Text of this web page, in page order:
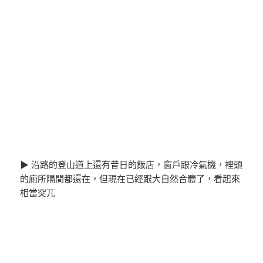
▶ 沿路的登山道上還有昔日的飯店，窗戶跟冷氣機，裡頭
的廁所隔間都還在，但現在已經跟大自然合體了，看起來
相當突兀